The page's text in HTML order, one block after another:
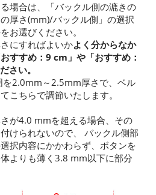
場合は、「バックル側の漉きの
厚さ(mm)/バックル側」の選択
お選びください。
にすればよいかよく分からなか
すすめ：9 cm」や「おすすめ：
さい。
を2.0mm～2.5mm厚さで、ベル
こちらで調節いたします。
が4.0 mmを超える場合、その
けられないので、 バックル側部
択内容にかかわらず、ボタンを
よりも薄く3.8 mm以下に部分